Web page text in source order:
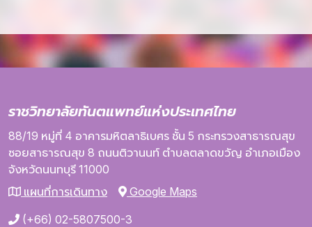
ราชวิทยาลัยทันตแพทย์แห่งประเทศไทย
88/19 หมู่ที่ 4 อาคารมหิตลาธิเบศร ชั้น 5 กระทรวงสาธารณสุข
ซอยสาธารณสุข 8 ถนนติวานนท์ ตำบลตลาดขวัญ อำเภอเมือง
จังหวัดนนทบุรี 11000
แผนที่การเดินทาง
Google Maps
(+66) 02-5807500-3